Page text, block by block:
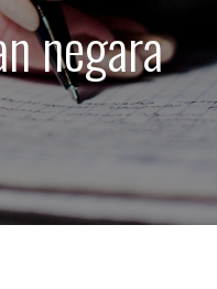
negara